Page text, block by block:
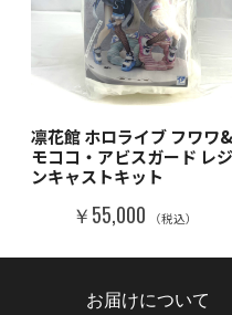
凛花館 ホロライブ フワワ&
モココ・アビスガード レジ
ンキャストキット
￥55,000 （税込）
お届けについて